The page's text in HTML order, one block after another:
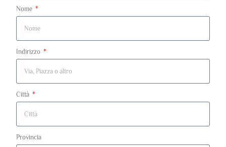
Nome
Indirizzo
Città
Provincia